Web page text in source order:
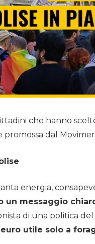
cittadini che hanno
dal
energia,
messaggio
di una politica
utile solo a